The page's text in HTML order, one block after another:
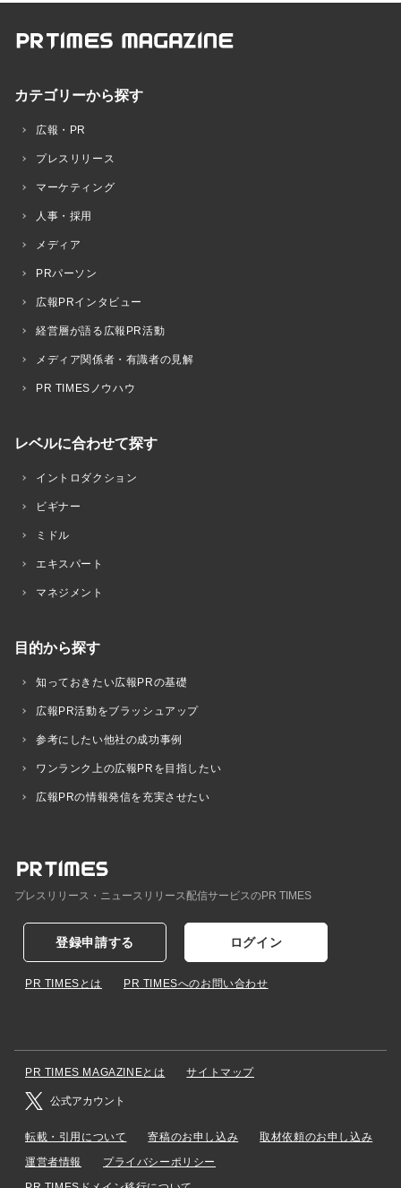
カテゴリーから探す
広報・PR
プレスリリース
マーケティング
人事・採用
メディア
PRパーソン
広報PRインタビュー
経営層が語る広報PR活動
メディア関係者・有識者の見解
PR TIMESノウハウ
レベルに合わせて探す
イントロダクション
ビギナー
ミドル
エキスパート
マネジメント
目的から探す
知っておきたい広報PRの基礎
広報PR活動をブラッシュアップ
参考にしたい他社の成功事例
ワンランク上の広報PRを目指したい
広報PRの情報発信を充実させたい
プレスリリース・ニュースリリース配信サービスのPR TIMES
登録申請する ログイン
PR TIMESとは PR TIMESへのお問い合わせ
PR TIMES MAGAZINEとは サイトマップ
公式アカウント
転載・引用について 寄稿のお申し込み
取材依頼のお申し込み
運営者情報
プライバシーポリシー